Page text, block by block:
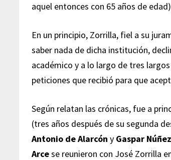
aquel entonces con 65 años de
En un principio, Zorrilla, fiel a su
saber nada de dicha institución,
académico y a lo largo de tres
peticiones que recibió para que
Según relatan las crónicas, fue a
(tres años después de su segunda
Antonio de Alarcón y Gaspar
Arcese reunieron con José Zorrilla